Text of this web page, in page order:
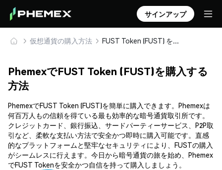
サインアップ
仮想通貨の購入方法 FUST Token (FUST) を安全に購入・保管
PhemexでFUST Token (FUST)を購入する
方法
PhemexでFUST Token (FUST)を簡単に購入できます。Phemexは
何百万人もの信頼を得ている最も効率的な暗号通貨取引所です。
クレジットカード、銀行振込、サードパーティーサービス、P2P取
引など、柔軟な支払い方法で安全かつ即時に購入可能です。直感
的なプラットフォームと堅牢なセキュリティにより、FUSTの購入
がシームレスに行えます。今日から暗号通貨の旅を始め、Phemex
でFUST Tokenを安全かつ自信を持って購入しましょう。